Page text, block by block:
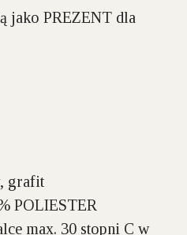
jako PREZENT dla
grafit
POLIESTER
max. 30 stopni C w